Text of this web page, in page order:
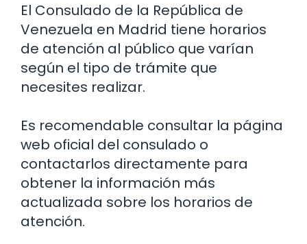
El Consulado de la República de
Venezuela en Madrid tiene horarios
de atención al público que varían
según el tipo de trámite que
necesites realizar.
Es recomendable consultar la página
web oficial del consulado o
contactarlos directamente para
obtener la información más
actualizada sobre los horarios de
atención.